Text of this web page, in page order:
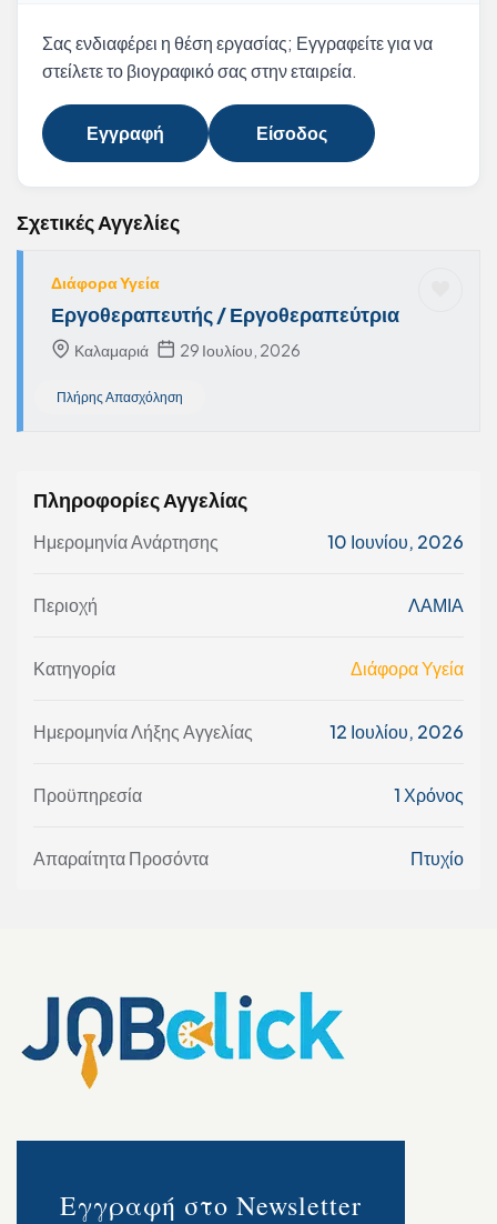
Σας ενδιαφέρει η θέση εργασίας; Εγγραφείτε για να
στείλετε το βιογραφικό σας στην εταιρεία.
Εγγραφή Είσοδος
Σχετικές Αγγελίες
Διάφορα Υγεία
Εργοθεραπευτής / Εργοθεραπεύτρια
Καλαμαριά 29 Ιουλίου, 2026
Πλήρης Απασχόληση
Πληροφορίες Αγγελίας
Ημερομηνία Ανάρτησης 10 Ιουνίου, 2026
Περιοχή ΛΑΜΙΑ
Κατηγορία Διάφορα Υγεία
Ημερομηνία Λήξης Αγγελίας 12 Ιουλίου, 2026
Προϋπηρεσία 1 Χρόνος
Απαραίτητα Προσόντα Πτυχίο
Εγγραφή στο Newsletter